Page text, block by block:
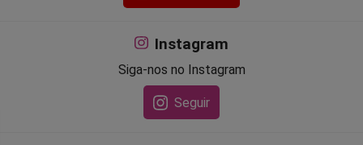
Instagram
Siga-nos no Instagram
Seguir